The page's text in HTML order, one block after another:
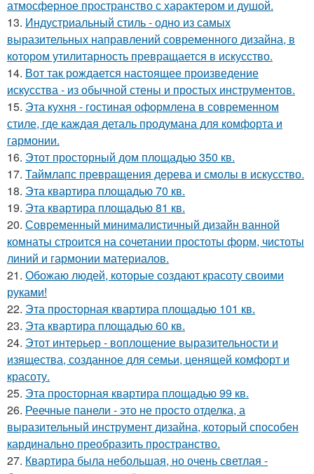
атмосферное пространство с характером и душой.
13. Индустриальный стиль - одно из самых
выразительных направлений современного дизайна, в
котором утилитарность превращается в искусство.
14. Вот так рождается настоящее произведение
искусства - из обычной стены и простых инструментов.
15. Эта кухня - гостиная оформлена в современном
стиле, где каждая деталь продумана для комфорта и
гармонии.
16. Этот просторный дом площадью 350 кв.
17. Таймлапс превращения дерева и смолы в искусство.
18. Эта квартира площадью 70 кв.
19. Эта квартира площадью 81 кв.
20. Современный минималистичный дизайн ванной
комнаты строится на сочетании простоты форм, чистоты
линий и гармонии материалов.
21. Обожаю людей, которые создают красоту своими
руками!
22. Эта просторная квартира площадью 101 кв.
23. Эта квартира площадью 60 кв.
24. Этот интерьер - воплощение выразительности и
изящества, созданное для семьи, ценящей комфорт и
красоту.
25. Эта просторная квартира площадью 99 кв.
26. Реечные панели - это не просто отделка, а
выразительный инструмент дизайна, который способен
кардинально преобразить пространство.
27. Квартира была небольшая, но очень светлая -